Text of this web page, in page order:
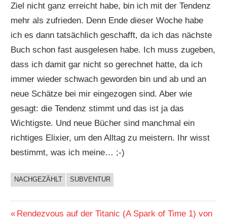
Ziel nicht ganz erreicht habe, bin ich mit der Tendenz
mehr als zufrieden. Denn Ende dieser Woche habe
ich es dann tatsächlich geschafft, da ich das nächste
Buch schon fast ausgelesen habe. Ich muss zugeben,
dass ich damit gar nicht so gerechnet hatte, da ich
immer wieder schwach geworden bin und ab und an
neue Schätze bei mir eingezogen sind. Aber wie
gesagt: die Tendenz stimmt und das ist ja das
Wichtigste. Und neue Bücher sind manchmal ein
richtiges Elixier, um den Alltag zu meistern. Ihr wisst
bestimmt, was ich meine… ;-)
BUCHIGES
NACHGEZÄHLT SUBVENTUR
Beitragsnavigation
Vorheriger
Rendezvous auf der Titanic (A Spark of Time 1) von